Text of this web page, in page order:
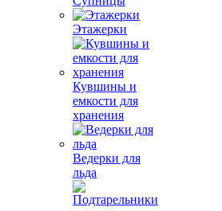
Этажерки
Кувшины и
емкости для
хранения
Ведерки для
льда